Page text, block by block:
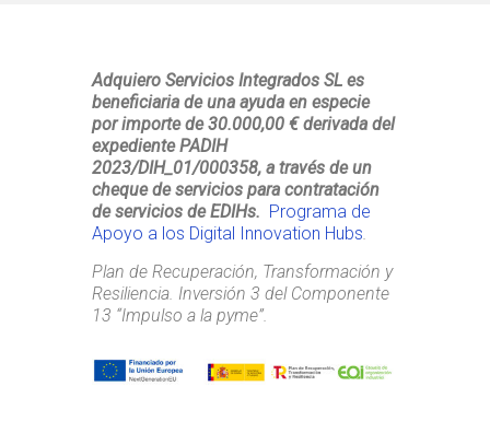
Adquiero Servicios Integrados SL es
beneficiaria de una ayuda en especie
por importe de 30.000,00 € derivada del
expediente PADIH
2023/DIH_01/000358, a través de un
cheque de servicios para contratación
de servicios de EDIHs. Programa de
Apoyo a los Digital Innovation Hubs.
Plan de Recuperación, Transformación y
Resiliencia. Inversión 3 del Componente
13 “Impulso a la pyme”.